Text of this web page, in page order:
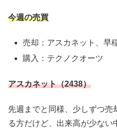
今週の売買
売却：アスカネット、早
購入：テクノクオーツ
アスカネット（2438）
先週までと同様、少しずつ売
る方だけど、出来高が少な